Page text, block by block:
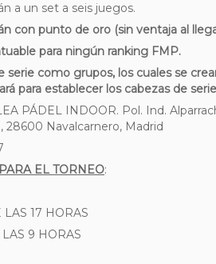
a un set a seis juegos.
con punto de oro (sin ventaja al
para ningún ranking FMP.
serie como grupos, los cuales se
para establecer los cabezas de
PÁDEL INDOOR. Pol. Ind.
28600 Navalcarnero, Madrid
EL TORNEO:
17 HORAS
9 HORAS